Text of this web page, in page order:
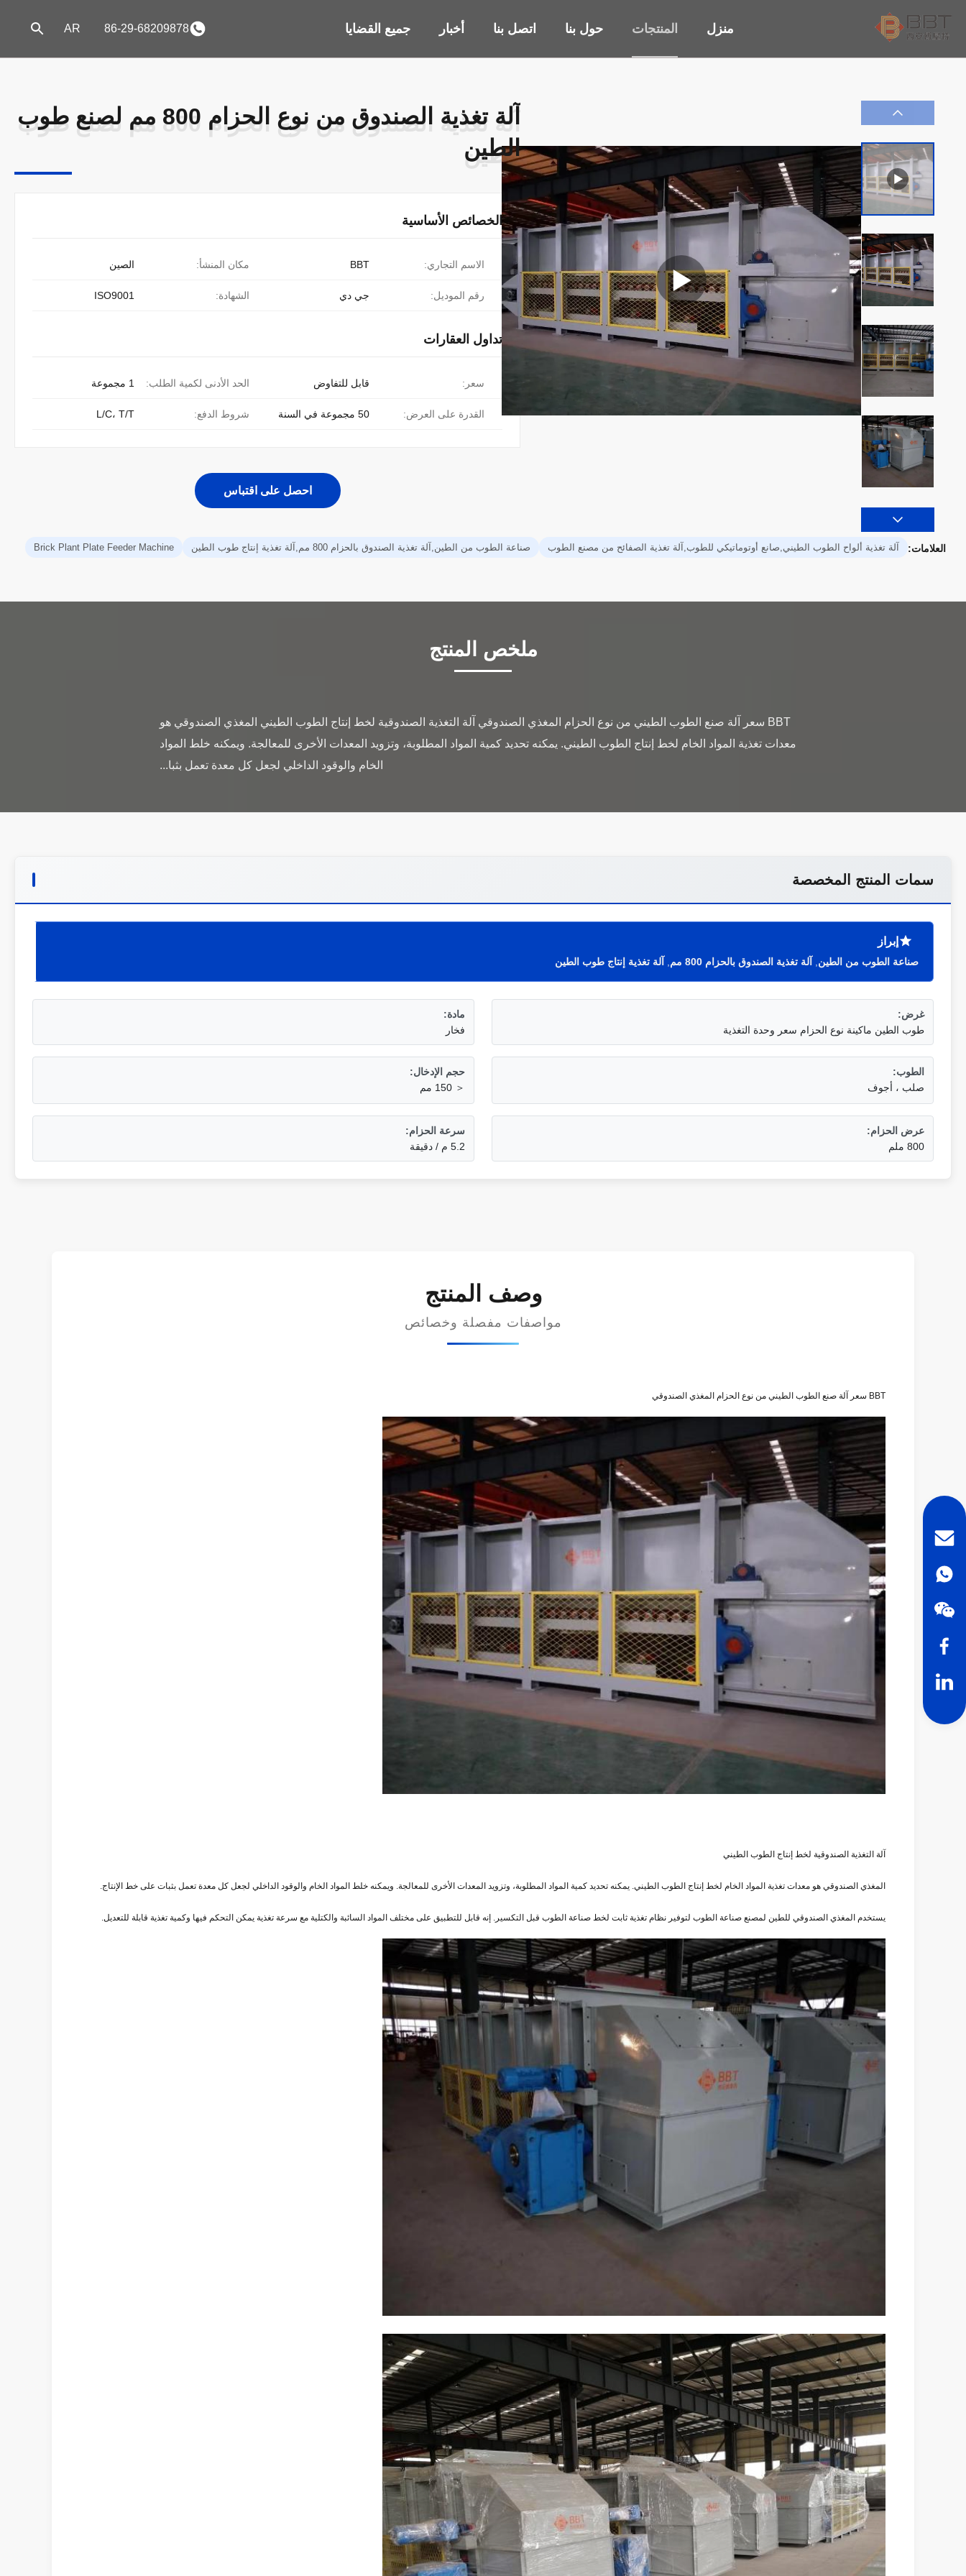
منزل المنتجات حول بنا اتصل بنا أخبار جميع القضايا 86-29-68209878
AR
آلة تغذية الصندوق من نوع الحزام 800 مم لصنع طوب
الطين
آلة تغذية الصندوق من نوع الحزام 800 مم لصنع طوب
الطين
الخصائص الأساسية
مكان المنشأ: الصين الاسم التجاري: BBT
الشهادة: ISO9001 رقم الموديل: جي دي
تداول العقارات
الحد الأدنى لكمية الطلب: 1 مجموعة سعر: قابل للتفاوض
شروط الدفع: L/C، T/T القدرة على العرض: 50 مجموعة في السنة
احصل على اقتباس
العلامات: آلة تغذية ألواح الطوب الطيني,صانع أوتوماتيكي للطوب,آلة تغذية الصفائح من مصنع الطوب صناعة الطوب من الطين,آلة تغذية الصندوق بالحزام 800 مم,آلة تغذية إنتاج طوب الطين Brick Plant Plate Feeder Machine
ملخص المنتج
BBT سعر آلة صنع الطوب الطيني من نوع الحزام المغذي الصندوقي آلة التغذية الصندوقية لخط إنتاج الطوب الطيني المغذي الصندوقي هو
معدات تغذية المواد الخام لخط إنتاج الطوب الطيني. يمكنه تحديد كمية المواد المطلوبة، وتزويد المعدات الأخرى للمعالجة. ويمكنه خلط المواد
الخام والوقود الداخلي لجعل كل معدة تعمل بثبا...
سمات المنتج المخصصة
إبراز
صناعة الطوب من الطين آلة تغذية الصندوق بالحزام 800 مم آلة تغذية إنتاج طوب الطين
غرض:
طوب الطين ماكينة نوع الحزام سعر وحدة التغذية
مادة:
فخار
الطوب:
صلب ، أجوف
حجم الإدخال:
＜ 150 مم
عرض الحزام:
800 ملم
سرعة الحزام:
5.2 م / دقيقة
وصف المنتج
مواصفات مفصلة وخصائص
BBT سعر آلة صنع الطوب الطيني من نوع الحزام المغذي الصندوقي
آلة التغذية الصندوقية لخط إنتاج الطوب الطيني
المغذي الصندوقي هو معدات تغذية المواد الخام لخط إنتاج الطوب الطيني. يمكنه تحديد كمية المواد المطلوبة، وتزويد المعدات الأخرى للمعالجة. ويمكنه خلط المواد الخام والوقود الداخلي لجعل كل معدة تعمل بثبات على خط الإنتاج.
يستخدم المغذي الصندوقي للطين لمصنع صناعة الطوب لتوفير نظام تغذية ثابت لخط صناعة الطوب قبل التكسير. إنه قابل للتطبيق على مختلف المواد السائبة والكتلية مع سرعة تغذية يمكن التحكم فيها وكمية تغذية قابلة للتعديل.